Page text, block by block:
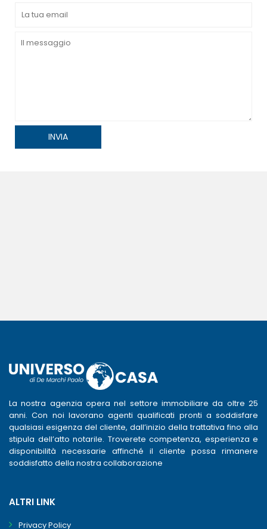
La nostra agenzia opera nel settore immobiliare da oltre 25
anni. Con noi lavorano agenti qualificati pronti a soddisfare
qualsiasi esigenza del cliente, dall’inizio della trattativa fino alla
stipula dell’atto notarile. Troverete competenza, esperienza e
disponibilità necessarie affinché il cliente possa rimanere
soddisfatto della nostra collaborazione
ALTRI LINK
Privacy Policy